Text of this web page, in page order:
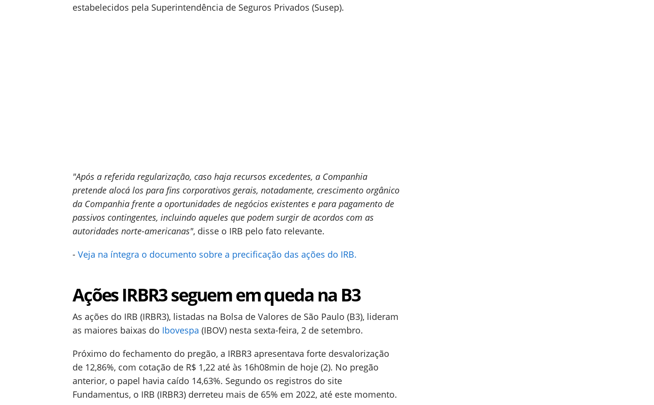
estabelecidos pela Superintendência de Seguros Privados (Susep).
"Após a referida regularização, caso haja recursos excedentes, a Companhia
pretende alocá los para fins corporativos gerais, notadamente, crescimento orgânico
da Companhia frente a oportunidades de negócios existentes e para pagamento de
passivos contingentes, incluindo aqueles que podem surgir de acordos com as
autoridades norte-americanas", disse o IRB pelo fato relevante.
- Veja na íntegra o documento sobre a precificação das ações do IRB.
Ações IRBR3 seguem em queda na B3
As ações do IRB (IRBR3), listadas na Bolsa de Valores de São Paulo (B3), lideram
as maiores baixas do Ibovespa (IBOV) nesta sexta-feira, 2 de setembro.
Próximo do fechamento do pregão, a IRBR3 apresentava forte desvalorização
de 12,86%, com cotação de R$ 1,22 até às 16h08min de hoje (2). No pregão
anterior, o papel havia caído 14,63%. Segundo os registros do site
Fundamentus, o IRB (IRBR3) derreteu mais de 65% em 2022, até este momento.